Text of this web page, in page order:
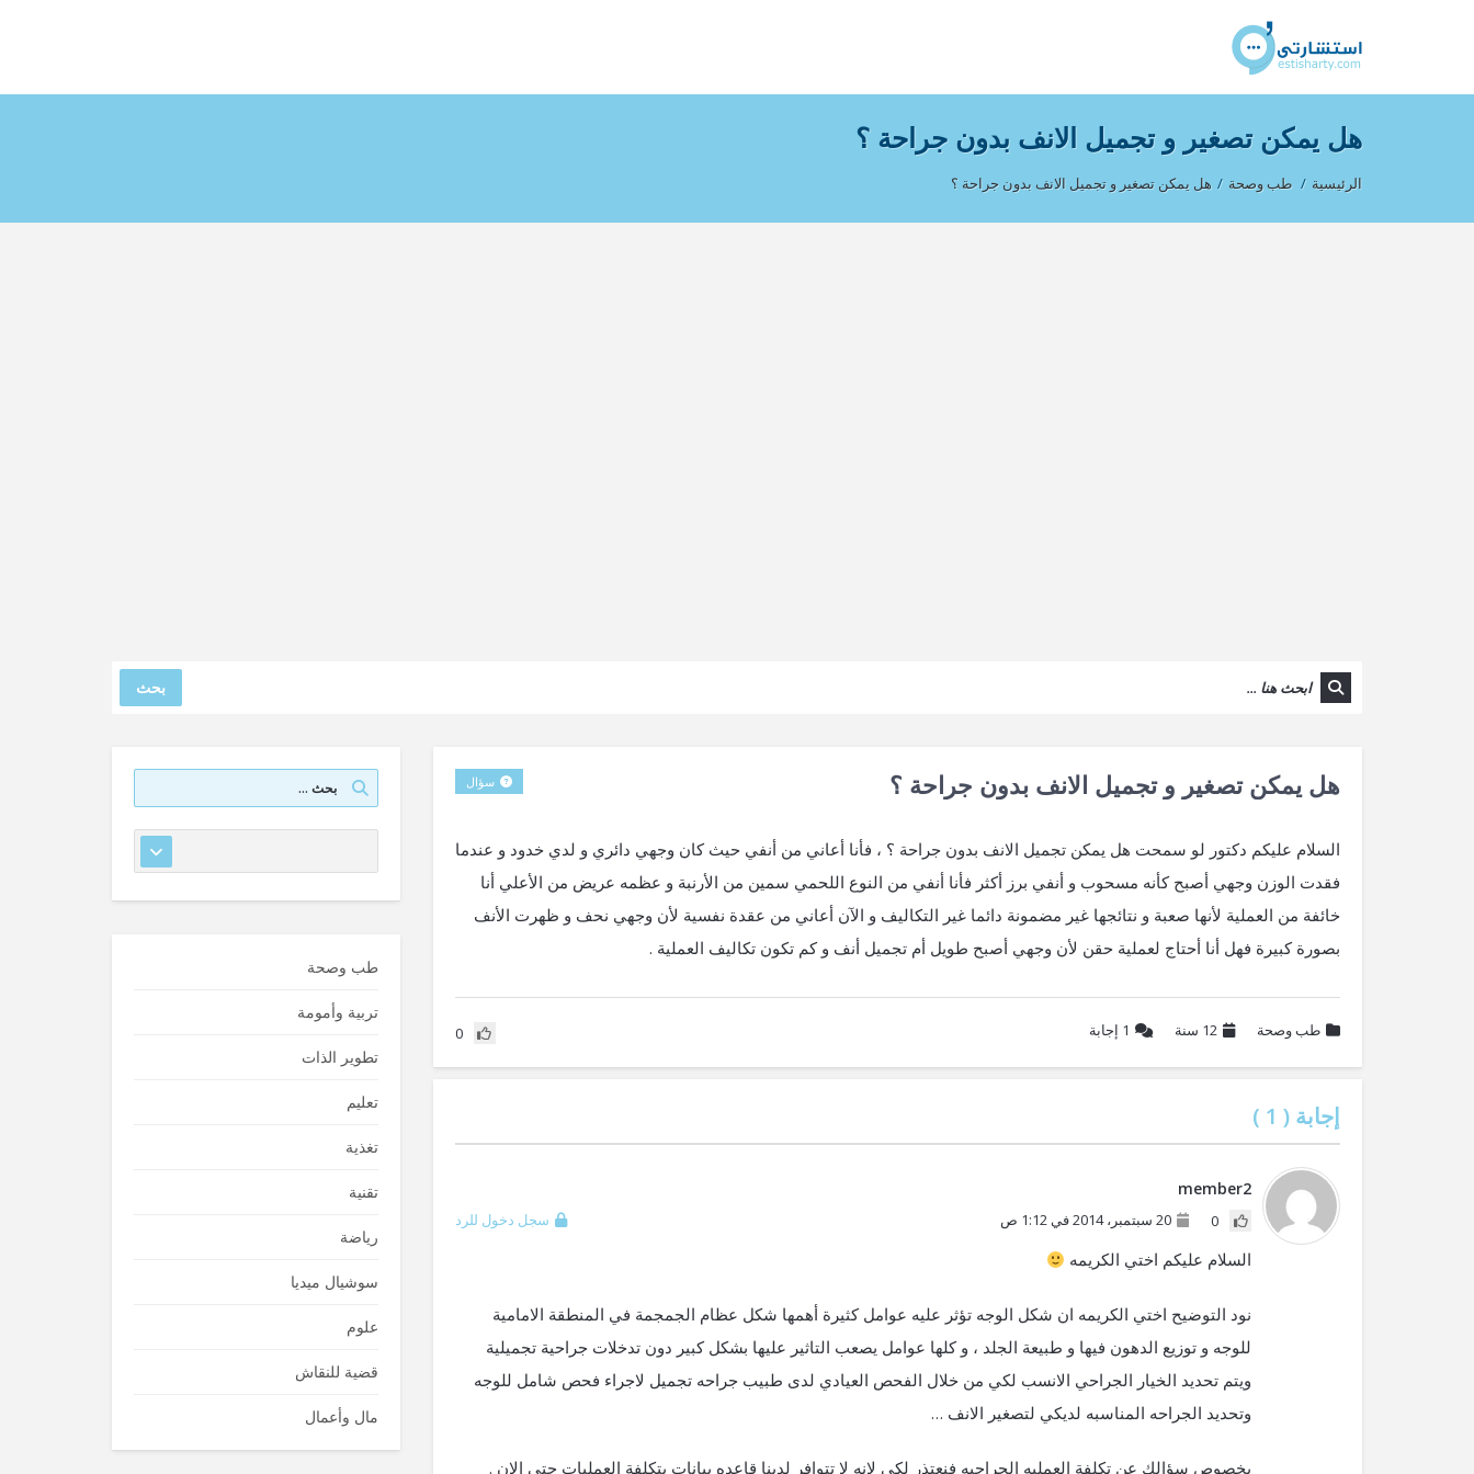
هل يمكن تصغير و تجميل الانف بدون جراحة ؟
الرئيسية / طب وصحة / هل يمكن تصغير و تجميل الانف بدون جراحة ؟
بحث
هل يمكن تصغير و تجميل الانف بدون جراحة ؟ سؤال
السلام عليكم دكتور لو سمحت هل يمكن تجميل الانف بدون جراحة ؟ ، فأنا أعاني من أنفي حيث كان وجهي دائري و لدي خدود و عندما
فقدت الوزن وجهي أصبح كأنه مسحوب و أنفي برز أكثر فأنا أنفي من النوع اللحمي سمين من الأرنبة و عظمه عريض من الأعلي أنا
خائفة من العملية لأنها صعبة و نتائجها غير مضمونة دائما غير التكاليف و الآن أعاني من عقدة نفسية لأن وجهي نحف و ظهرت الأنف
بصورة كبيرة فهل أنا أحتاج لعملية حقن لأن وجهي أصبح طويل أم تجميل أنف و كم تكون تكاليف العملية .
طب وصحة 12 سنة 1 إجابة 0
إجابة ( 1
)
member2
0 20 سبتمبر، 2014 في 1:12 ص سجل دخول للرد
السلام عليكم اختي الكريمه
نود التوضيح اختي الكريمه ان شكل الوجه تؤثر عليه عوامل كثيرة أهمها شكل عظام الجمجمة في المنطقة الامامية
للوجه و توزيع الدهون فيها و طبيعة الجلد ، و كلها عوامل يصعب التاثير عليها بشكل كبير دون تدخلات جراحية تجميلية
ويتم تحديد الخيار الجراحي الانسب لكي من خلال الفحص العيادي لدى طبيب جراحه تجميل لاجراء فحص شامل للوجه
وتحديد الجراحه المناسبه لديكي لتصغير الانف …
بخصوص سؤالك عن تكلفة العمليه الجراحيه فنعتذر لكي لانه لا تتوافر لدينا قاعده بيانات بتكلفة العمليات حتى الان .
طب وصحة
تربية وأمومة
تطوير الذات
تعليم
تغذية
تقنية
رياضة
سوشيال ميديا
علوم
قضية للنقاش
مال وأعمال